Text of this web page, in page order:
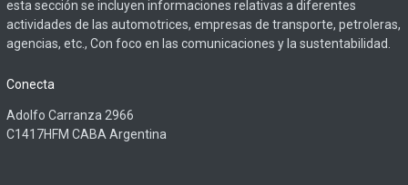
esta sección se incluyen informaciones relativas a diferentes
actividades de las automotrices, empresas de transporte, petroleras,
agencias, etc., Con foco en las comunicaciones y la sustentabilidad.
Conecta
Adolfo Carranza 2966
C1417HFM CABA Argentina